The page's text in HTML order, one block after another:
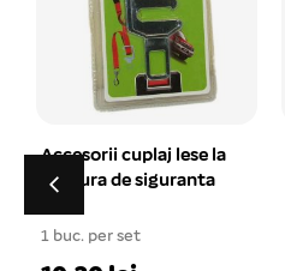
Haina piele imblanita
cu guler M – 12# rosu
1 buc. per set
44.86 lei